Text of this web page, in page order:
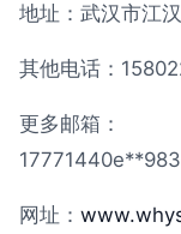
地址：武汉市江
其他电话：
更多邮箱：
17771440e**
网址：